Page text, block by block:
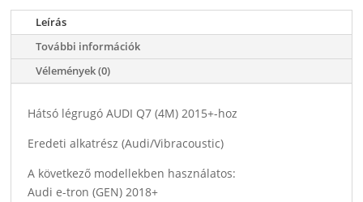
Leírás
További információk
Vélemények (0)
Hátsó légrugó AUDI Q7 (4M) 2015+-hoz
Eredeti alkatrész (Audi/Vibracoustic)
A következő modellekben használatos:
Audi e-tron (GEN) 2018+